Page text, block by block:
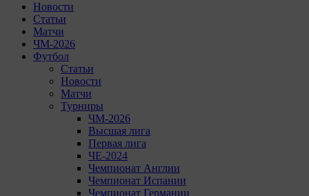
Новости
Статьи
Матчи
ЧМ-2026
Футбол
Статьи
Новости
Матчи
Турниры
ЧМ-2026
Высшая лига
Первая лига
ЧЕ-2024
Чемпионат Англии
Чемпионат Испании
Чемпионат Германии